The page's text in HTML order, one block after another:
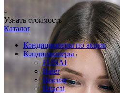
Узнать стоимость
Каталог
Кондиционеры по акции
Кондиционеры
FUNAI
Haier
Hisense
Hitachi